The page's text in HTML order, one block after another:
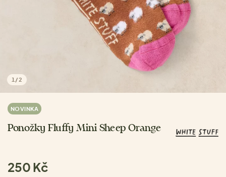
1 /2
NOVINKA
Ponožky Fluffy Mini Sheep Orange
250 Kč